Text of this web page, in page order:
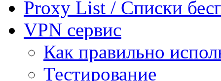
Proxy List / Списки
VPN сервис
Как правильно
Тестирование